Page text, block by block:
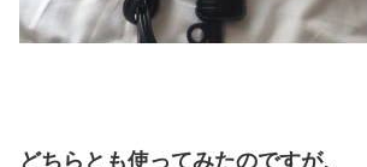
どちらとも使ってみたのですが、